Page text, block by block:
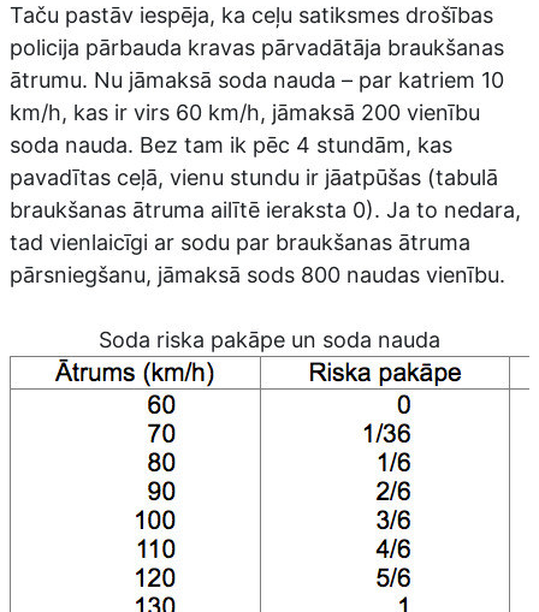
Taču pastāv iespēja, ka ceļu satiksmes drošības
policija pārbauda kravas pārvadātāja braukšanas
ātrumu. Nu jāmaksā soda nauda – par katriem 10
km/h, kas ir virs 60 km/h, jāmaksā 200 vienību
soda nauda. Bez tam ik pēc 4 stundām, kas
pavadītas ceļā, vienu stundu ir jāatpūšas (tabulā
braukšanas ātruma ailītē ieraksta 0). Ja to nedara,
tad vienlaicīgi ar sodu par braukšanas ātruma
pārsniegšanu, jāmaksā sods 800 naudas vienību.
Soda riska pakāpe un soda nauda